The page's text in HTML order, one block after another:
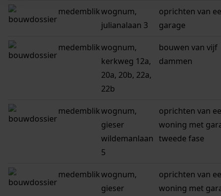
medemblikwognum,
julianalaan 3
oprichten van
garage
medemblikwognum,
kerkweg 12a,
20a, 20b, 22a,
22b
bouwen van vijf
dammen
medemblikwognum,
gieser
wildemanlaan
5
oprichten van
woning met
tweede fase
medemblikwognum,
gieser
oprichten van
woning met